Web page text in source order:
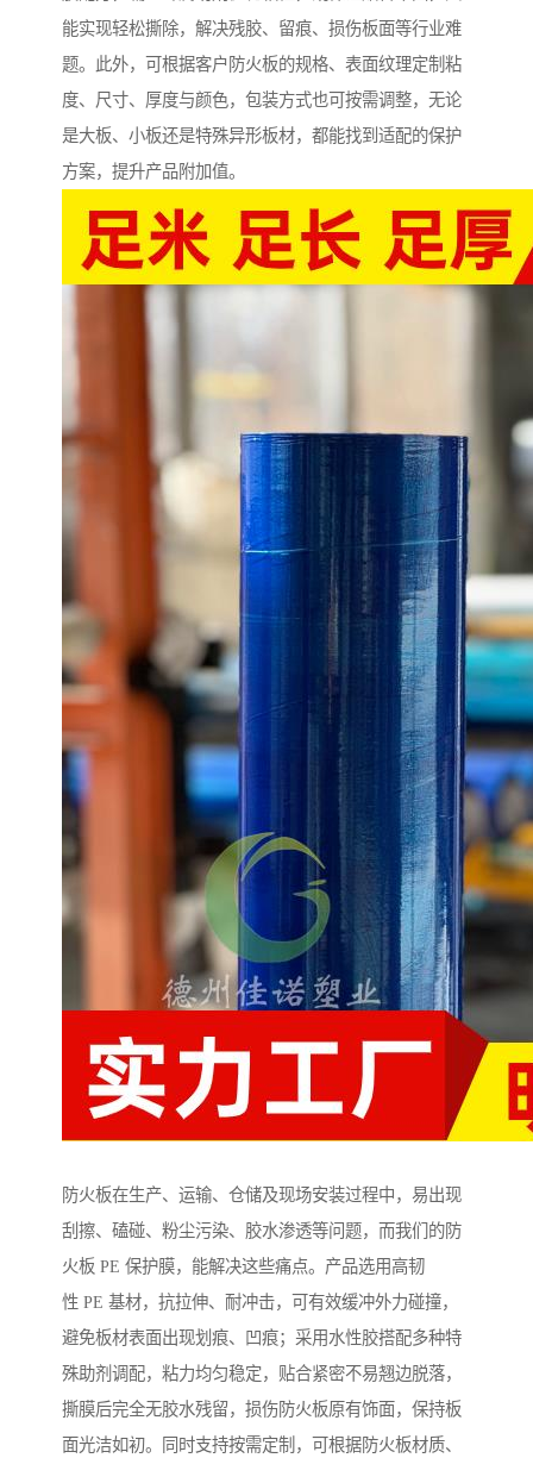
能实现轻松撕除，解决残胶、留痕、损伤板面等行业难
题。此外，可根据客户防火板的规格、表面纹理定制粘
度、尺寸、厚度与颜色，包装方式也可按需调整，无论
是大板、小板还是特殊异形板材，都能找到适配的保护
方案，提升产品附加值。
防火板在生产、运输、仓储及现场安装过程中，易出现
刮擦、磕碰、粉尘污染、胶水渗透等问题，而我们的防
火板 PE 保护膜，能解决这些痛点。产品选用高韧
性 PE 基材，抗拉伸、耐冲击，可有效缓冲外力碰撞，
避免板材表面出现划痕、凹痕；采用水性胶搭配多种特
殊助剂调配，粘力均匀稳定，贴合紧密不易翘边脱落，
撕膜后完全无胶水残留，损伤防火板原有饰面，保持板
面光洁如初。同时支持按需定制，可根据防火板材质、